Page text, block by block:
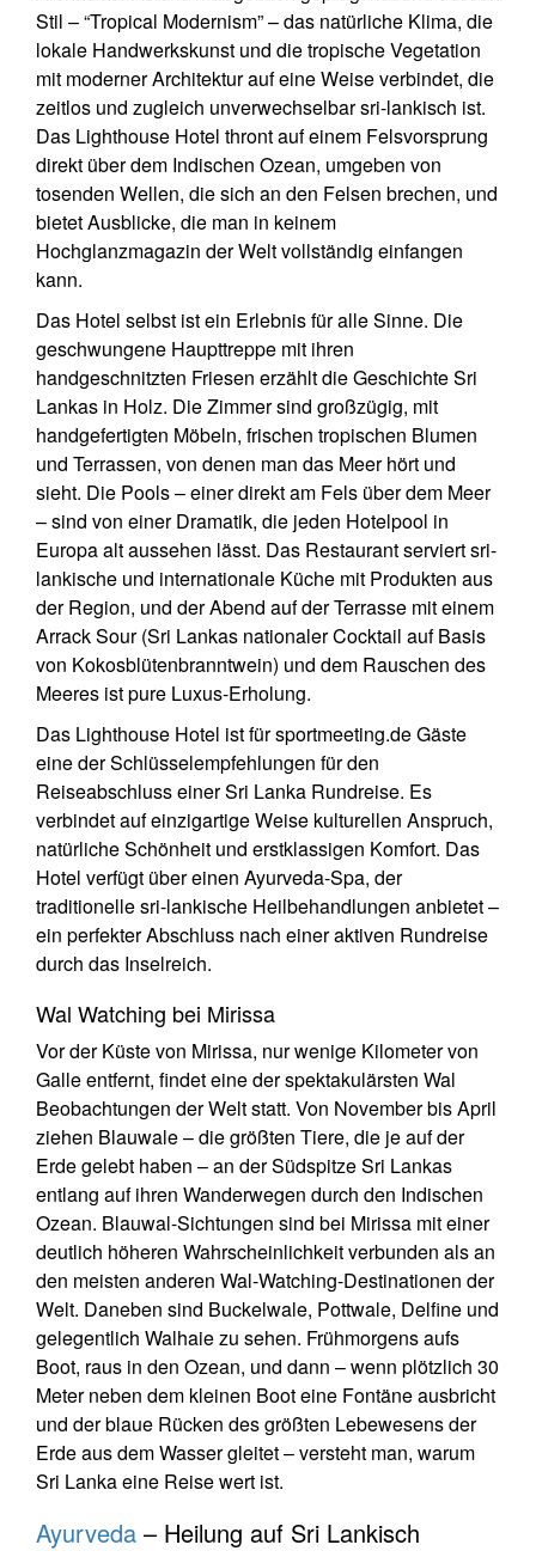
Stil – “Tropical Modernism” – das natürliche Klima, die
lokale Handwerkskunst und die tropische Vegetation
mit moderner Architektur auf eine Weise verbindet, die
zeitlos und zugleich unverwechselbar sri-lankisch ist.
Das Lighthouse Hotel thront auf einem Felsvorsprung
direkt über dem Indischen Ozean, umgeben von
tosenden Wellen, die sich an den Felsen brechen, und
bietet Ausblicke, die man in keinem
Hochglanzmagazin der Welt vollständig einfangen
kann.
Das Hotel selbst ist ein Erlebnis für alle Sinne. Die
geschwungene Haupttreppe mit ihren
handgeschnitzten Friesen erzählt die Geschichte Sri
Lankas in Holz. Die Zimmer sind großzügig, mit
handgefertigten Möbeln, frischen tropischen Blumen
und Terrassen, von denen man das Meer hört und
sieht. Die Pools – einer direkt am Fels über dem Meer
– sind von einer Dramatik, die jeden Hotelpool in
Europa alt aussehen lässt. Das Restaurant serviert sri-
lankische und internationale Küche mit Produkten aus
der Region, und der Abend auf der Terrasse mit einem
Arrack Sour (Sri Lankas nationaler Cocktail auf Basis
von Kokosblütenbranntwein) und dem Rauschen des
Meeres ist pure Luxus-Erholung.
Das Lighthouse Hotel ist für sportmeeting.de Gäste
eine der Schlüsselempfehlungen für den
Reiseabschluss einer Sri Lanka Rundreise. Es
verbindet auf einzigartige Weise kulturellen Anspruch,
natürliche Schönheit und erstklassigen Komfort. Das
Hotel verfügt über einen Ayurveda-Spa, der
traditionelle sri-lankische Heilbehandlungen anbietet –
ein perfekter Abschluss nach einer aktiven Rundreise
durch das Inselreich.
Wal Watching bei Mirissa
Vor der Küste von Mirissa, nur wenige Kilometer von
Galle entfernt, findet eine der spektakulärsten Wal
Beobachtungen der Welt statt. Von November bis April
ziehen Blauwale – die größten Tiere, die je auf der
Erde gelebt haben – an der Südspitze Sri Lankas
entlang auf ihren Wanderwegen durch den Indischen
Ozean. Blauwal-Sichtungen sind bei Mirissa mit einer
deutlich höheren Wahrscheinlichkeit verbunden als an
den meisten anderen Wal-Watching-Destinationen der
Welt. Daneben sind Buckelwale, Pottwale, Delfine und
gelegentlich Walhaie zu sehen. Frühmorgens aufs
Boot, raus in den Ozean, und dann – wenn plötzlich 30
Meter neben dem kleinen Boot eine Fontäne ausbricht
und der blaue Rücken des größten Lebewesens der
Erde aus dem Wasser gleitet – versteht man, warum
Sri Lanka eine Reise wert ist.
Ayurveda – Heilung auf Sri Lankisch